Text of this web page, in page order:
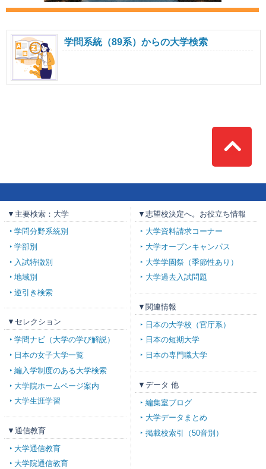
学問系統（89系）からの大学検索
Top
▼主要検索：大学
学問分野系統別
学部別
入試特徴別
地域別
逆引き検索
▼セレクション
学問ナビ（大学の学び解説）
日本の女子大学一覧
編入学制度のある大学検索
大学院ホームページ案内
大学生涯学習
▼通信教育
大学通信教育
大学院通信教育
▼志望校決定へ。お役立ち情報
大学資料請求コーナー
大学オープンキャンパス
大学学園祭（季節性あり）
大学過去入試問題
▼関連情報
日本の大学校（官庁系）
日本の短期大学
日本の専門職大学
▼データ 他
編集室ブログ
大学データまとめ
掲載校索引（50音別）